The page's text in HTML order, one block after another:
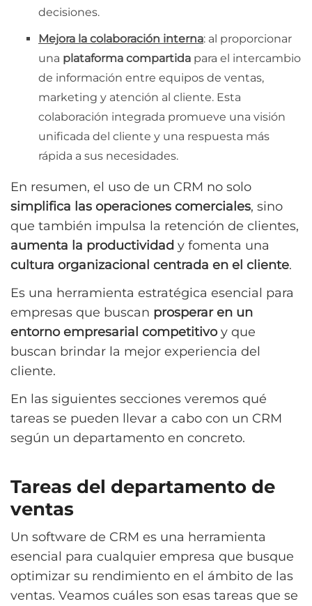
decisiones.
Mejora la colaboración interna: al proporcionar
una plataforma compartida para el intercambio
de información entre equipos de ventas,
marketing y atención al cliente. Esta
colaboración integrada promueve una visión
unificada del cliente y una respuesta más
rápida a sus necesidades.
En resumen, el uso de un CRM no solo
simplifica las operaciones comerciales, sino
que también impulsa la retención de clientes,
aumenta la productividad y fomenta una
cultura organizacional centrada en el cliente.
Es una herramienta estratégica esencial para
empresas que buscan prosperar en un
entorno empresarial competitivoy que
buscan brindar la mejor experiencia del
cliente.
En las siguientes secciones veremos qué
tareas se pueden llevar a cabo con un CRM
según un departamento en concreto.
Tareas del departamento de
ventas
Un software de CRM es una herramienta
esencial para cualquier empresa que busque
optimizar su rendimiento en el ámbito de las
ventas. Veamos cuáles son esas tareas que se